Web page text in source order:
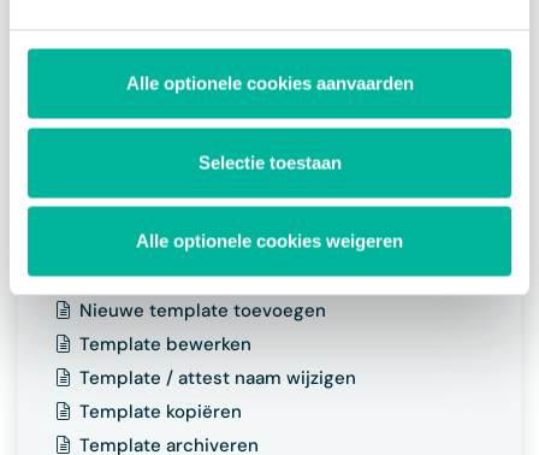
Alle optionele cookies aanvaarden
Selectie toestaan
Alle optionele cookies weigeren
Attest vergrendelen
Attest communiceren
Attest downloaden
Templates beheren
Over templates
Nieuwe template toevoegen
Template bewerken
Template / attest naam wijzigen
Template kopiëren
Template archiveren